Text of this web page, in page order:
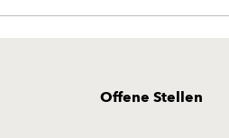
Offene Stellen